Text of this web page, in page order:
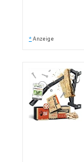
* Anzeige